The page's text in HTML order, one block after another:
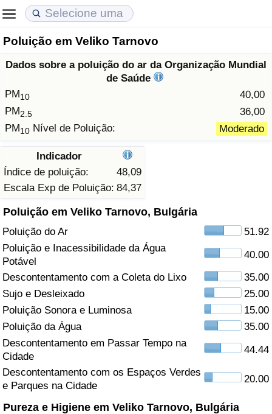
Poluição em Veliko Tarnovo
Dados sobre a poluição do ar da Organização Mundial
de Saúde
PM10
40,00
PM2.5
36,00
PM10 Nível de Poluição: Moderado
Indicador
Índice de poluição:
48,09
Escala Exp de Poluição: 84,37
Poluição em Veliko Tarnovo, Bulgária
Poluição do Ar
51.92
Poluição e Inacessibilidade da Água
Potável
40.00
Descontentamento com a Coleta do Lixo
35.00
Sujo e Desleixado
25.00
Poluição Sonora e Luminosa
15.00
Poluição da Água
35.00
Descontentamento em Passar Tempo na
Cidade
44.44
Descontentamento com os Espaços Verdes
e Parques na Cidade
20.00
Pureza e Higiene em Veliko Tarnovo, Bulgária
Custo de Vida
Indicador de Custo de Vida (Atual)
Indicador de Custo de Vida
em Aqaba
Preços de Imóveis
Indicador de Preços de Imóveis (Atual)
Indicador de Preços de Imóveis
Qualidade de Vida
Indicador de Qualidade de Vida
Indicador de Qualidade de Vida (Atual)
Crime
Taxa do Indicador de Crime (Atual)
Indicador de Crime
Índice de criminalidade por país
Saúde
Indicador de Saúde (Atual)
Indicador de Saúde
Indicador de Saúde por País